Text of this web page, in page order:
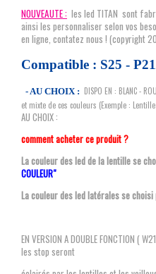
NOUVEAUTE : les led TITAN sont
ainsi les personnaliser selon vos
en ligne, contatez nous ! (copyright
Compatible : S25 -
- AU CHOIX : DISPO EN : BLANC -
et mixte de ces couleurs (Exemple :
AU CHOIX :
comment acheter ce produit ?
La couleur des led de la lentille se
COULEUR"
La couleur des led latérales se
EN VERSION A DOUBLE FONCTION (
les stop seront